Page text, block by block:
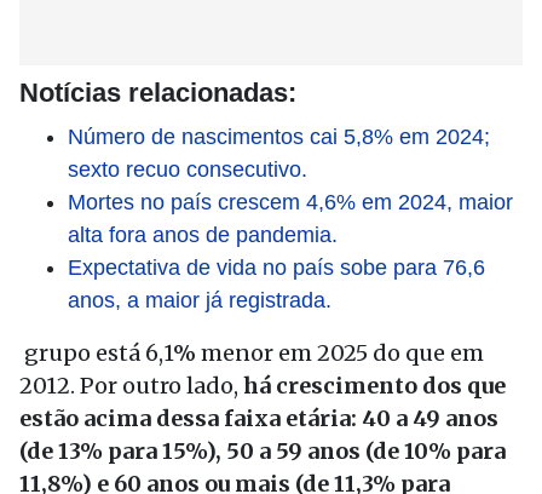
Notícias relacionadas:
Número de nascimentos cai 5,8% em 2024;
sexto recuo consecutivo.
Mortes no país crescem 4,6% em 2024, maior
alta fora anos de pandemia.
Expectativa de vida no país sobe para 76,6
anos, a maior já registrada.
grupo está 6,1% menor em 2025 do que em
2012. Por outro lado, há crescimento dos que
estão acima dessa faixa etária: 40 a 49 anos
(de 13% para 15%), 50 a 59 anos (de 10% para
11,8%) e 60 anos ou mais (de 11,3% para